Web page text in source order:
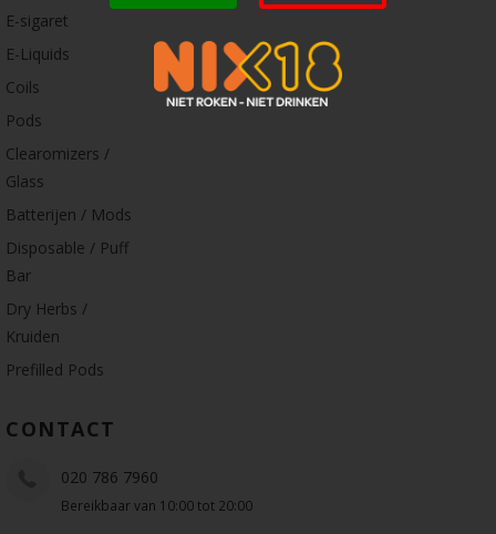
E-sigaret
E-Liquids
Coils
Pods
Clearomizers /
Glass
Batterijen / Mods
Disposable / Puff
Bar
Dry Herbs /
Kruiden
Prefilled Pods
CONTACT
020 786 7960
Bereikbaar van 10:00 tot 20:00